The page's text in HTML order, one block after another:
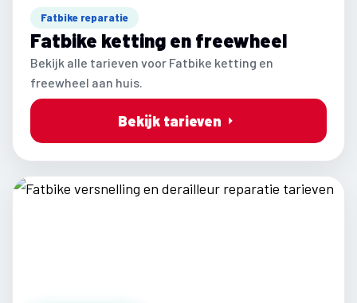
Fatbike reparatie
Fatbike ketting en freewheel
Bekijk alle tarieven voor Fatbike ketting en
freewheel aan huis.
Bekijk tarieven